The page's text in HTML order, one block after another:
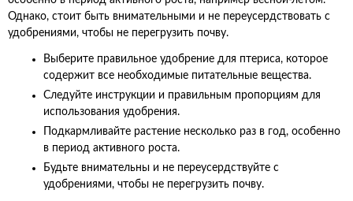
Однако, стоит быть внимательными и не переусердствовать с
удобрениями, чтобы не перегрузить почву.
Выберите правильное удобрение для птериса, которое
содержит все необходимые питательные вещества.
Следуйте инструкции и правильным пропорциям для
использования удобрения.
Подкармливайте растение несколько раз в год, особенно
в период активного роста.
Будьте внимательны и не переусердствуйте с
удобрениями, чтобы не перегрузить почву.